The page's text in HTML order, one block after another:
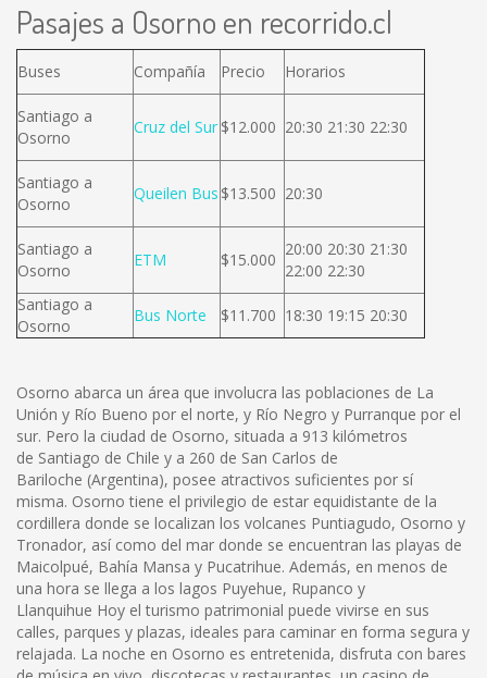
Pasajes a Osorno en recorrido.cl
Buses Compañía Precio Horarios
Santiago a
Osorno
Cruz del Sur $12.000 20:30 21:30 22:30
Santiago a
Osorno
Queilen Bus $13.500 20:30
Santiago a
Osorno
ETM $15.000
20:00 20:30 21:30
22:00 22:30
Santiago a
Osorno
Bus Norte $11.700 18:30 19:15 20:30
Osorno abarca un área que involucra las poblaciones de La
Unión y Río Bueno por el norte, y Río Negro y Purranque por el
sur. Pero la ciudad de Osorno, situada a 913 kilómetros
de Santiago de Chile y a 260 de San Carlos de
Bariloche (Argentina), posee atractivos suficientes por sí
misma. Osorno tiene el privilegio de estar equidistante de la
cordillera donde se localizan los volcanes Puntiagudo, Osorno y
Tronador, así como del mar donde se encuentran las playas de
Maicolpué, Bahía Mansa y Pucatrihue. Además, en menos de
una hora se llega a los lagos Puyehue, Rupanco y
Llanquihue Hoy el turismo patrimonial puede vivirse en sus
calles, parques y plazas, ideales para caminar en forma segura y
relajada. La noche en Osorno es entretenida, disfruta con bares